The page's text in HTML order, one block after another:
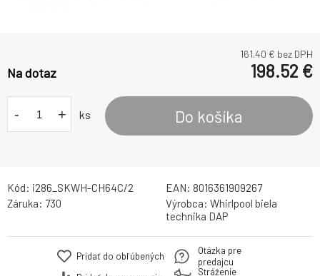
161.40 € bez DPH
Na dotaz 198.52 €
- + ks Do košíka
Kód: i286_SKWH-CH64C/2 EAN: 8016361909267
Záruka: 730 Výrobca: Whirlpool biela
technika DAP
Pridať do obľúbených
Otázka pre
predajcu
Stráženie